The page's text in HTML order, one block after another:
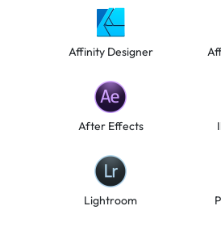
Affinity Designer
After Effects
Lightroom